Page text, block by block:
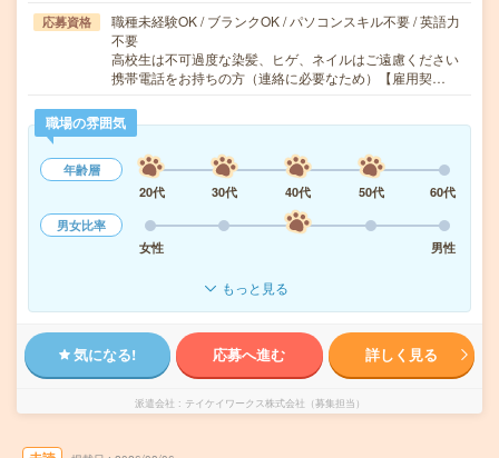
応募資格
職種未経験OK / ブランクOK / パソコンスキル不要 / 英語力
不要
高校生は不可過度な染髪、ヒゲ、ネイルはご遠慮ください
携帯電話をお持ちの方（連絡に必要なため）【雇用契…
職場の雰囲気
年齢層
20代
30代 40代 50代
60代
男女比率
女性
男性
もっと見る
気になる! 応募へ進む 詳しく見る
派遣会社 テイケイワークス株式会社（募集担当）